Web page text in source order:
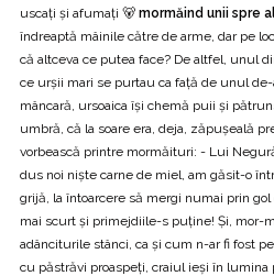
uscați și afumați 🐻 mormăind unii spre
îndreaptă mâinile către de arme, dar pe
că altceva ce putea face? De altfel, unul
ce urșii mari se purtau ca față de unul
mâncară, ursoaica își chemă puii și
umbră, că la soare era, deja, zăpușeală
vorbească printre mormăituri: - Lui
dus noi niște carne de miel, am găsit-o
grijă, la întoarcere să mergi numai prin
mai scurt și primejdiile-s puține! Și, mor-
adânciturile stânci, ca și cum n-ar fi fost
cu păstrăvi proaspeți, craiul ieși în